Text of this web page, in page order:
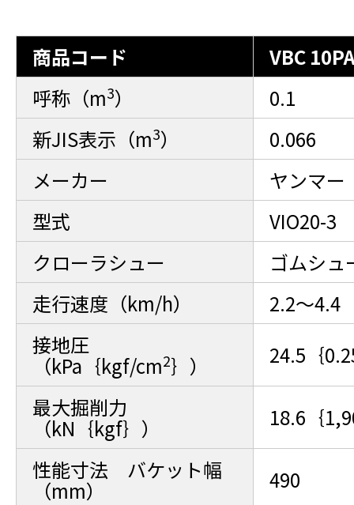
商品コード
VBC
呼称（m3）
0.1
新JIS表示（m3）
0.066
メーカー
ヤンマー
型式
VIO20-3
クローラシュー
ゴムシュ
走行速度（km/h）
2.2～4.4
接地圧
（kPa｛kgf/cm2｝）
24.5｛
最大掘削力
（kN｛kgf｝）
18.6｛
性能寸法 バケット幅
（mm）
490